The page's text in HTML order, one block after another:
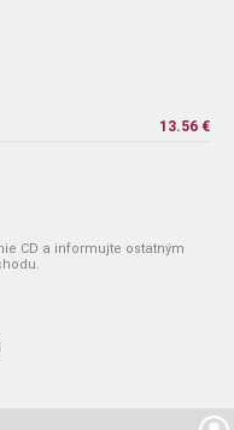
13.56 €
CD a informujte ostatným